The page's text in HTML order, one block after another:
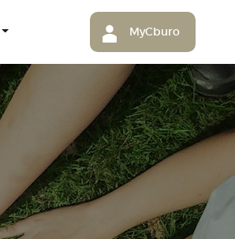
MyCburo